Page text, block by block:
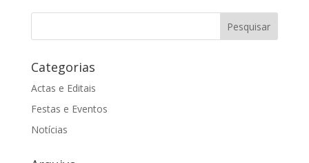
Categorias
Actas e Editais
Festas e Eventos
Notícias